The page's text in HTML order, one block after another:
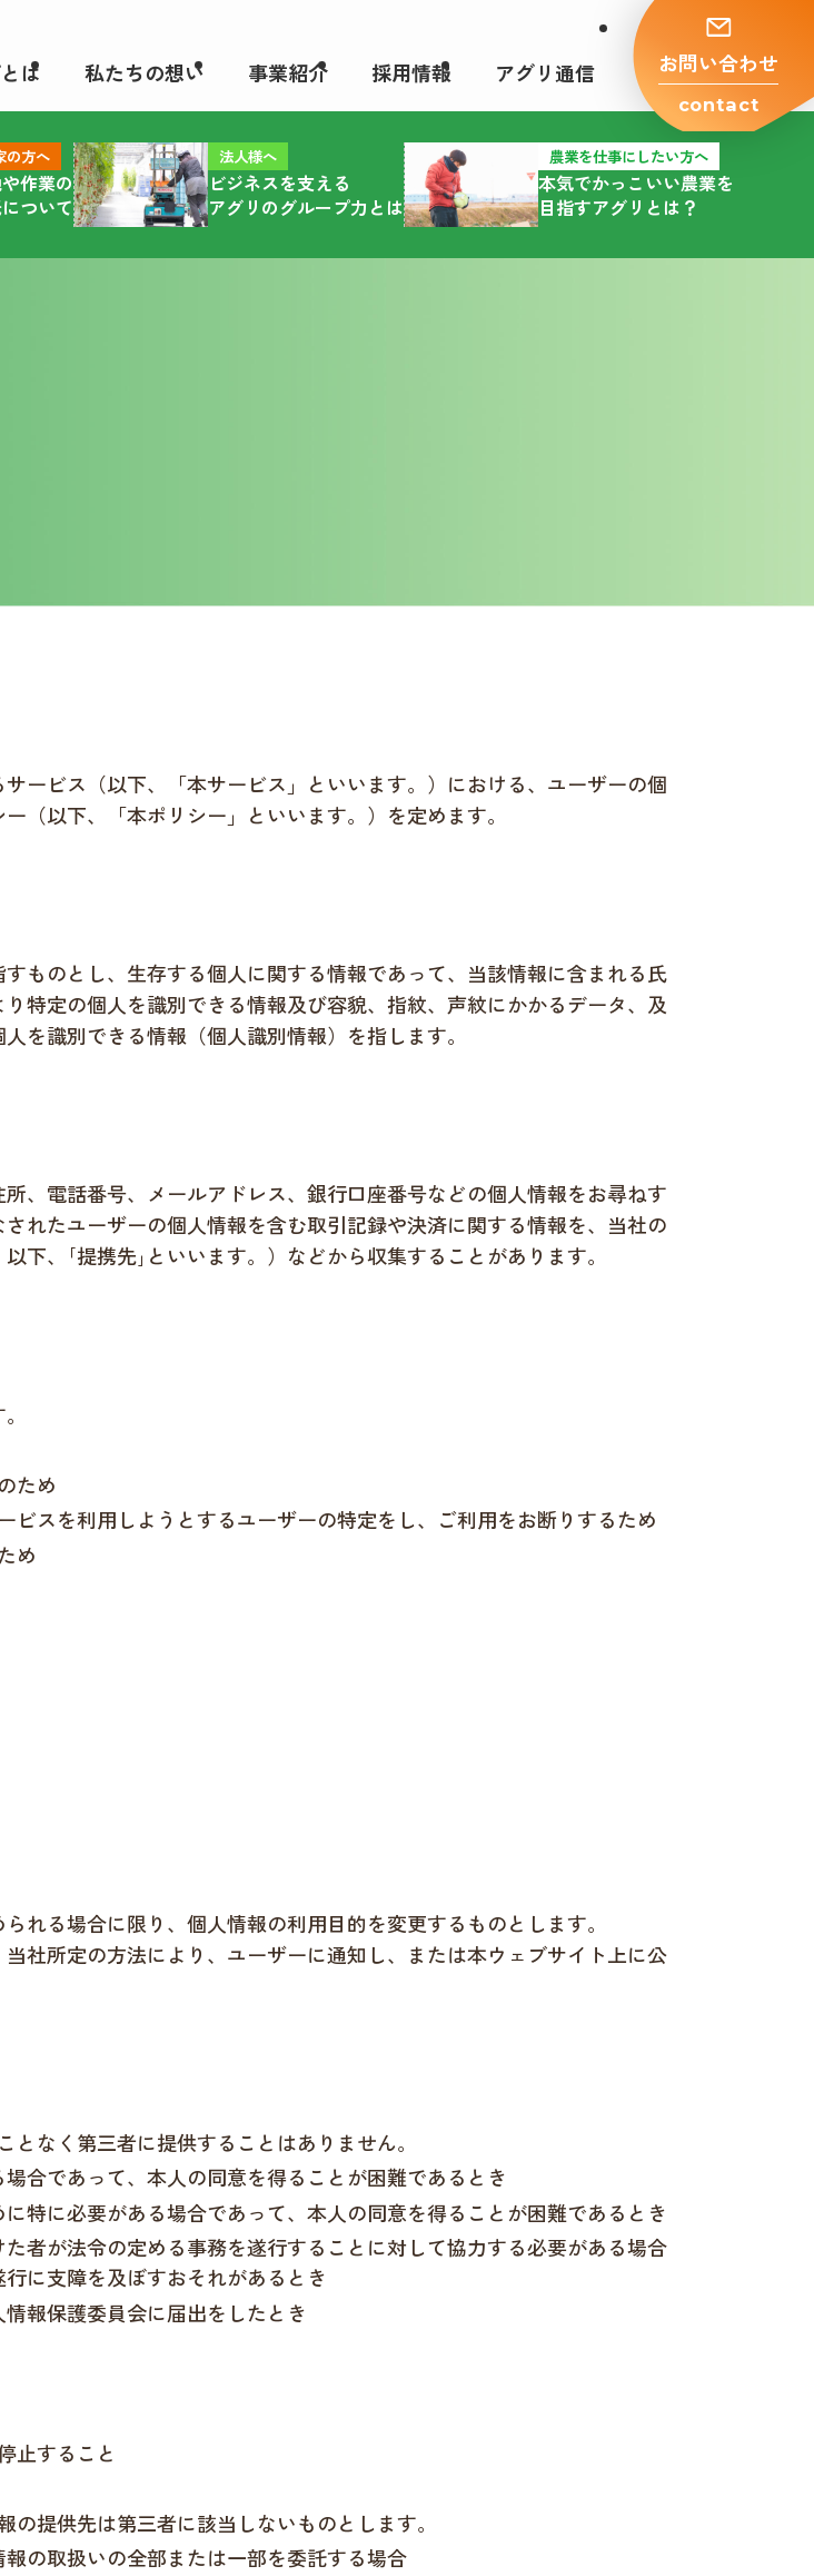
は 私たちの想い 事業紹介 採用情報 アグリ通信 ⁩お問い合わせ
contact
作業の
ついて
の方へ
ビジネスを支える
アグリのグループ力とは
法人様へ
本気でかっこいい農業⁩を
目指すアグリとは？
農業を仕事にしたい方へ
ービス（以下、「本サービス」といいます。）における、ユーザーの個
（以下、「本ポリシー」といいます。）を定めます。
ものとし、生存する個人に関する情報であって、当該情報に含まれる氏
特定の個人を識別できる情報及び容貌、指紋、声紋にかかるデータ、及
を識別できる情報（個人識別情報）を指します。
、電話番号、メールアドレス、銀行口座番号などの個人情報をお尋ねす
れたユーザーの個人情報を含む取引記録や決済に関する情報を、当社の
下、｢提携先｣といいます。）などから収集することがあります。
ため
スを利用しようとするユーザーの特定をし、ご利用をお断りするため
め
れる場合に限り、個人情報の利用目的を変更するものとします。
社所定の方法により、ユーザーに通知し、または本ウェブサイト上に公
なく第三者に提供することはありません。
合であって、本人の同意を得ることが困難であるとき
特に必要がある場合であって、本人の同意を得ることが困難であるとき
者が法令の定める事務を遂行することに対して協力する必要がある場合
に支障を及ぼすおそれがあるとき
報保護委員会に届出をしたとき
止すること
提供先は第三者に該当しないものとします。
の取扱いの全部または一部を委託する場合